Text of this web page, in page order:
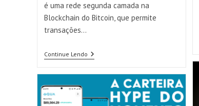
é uma rede segunda camada na
Blockchain do Bitcoin, que permite
transações…
Continue LendoAprendendo
Na
Lightning